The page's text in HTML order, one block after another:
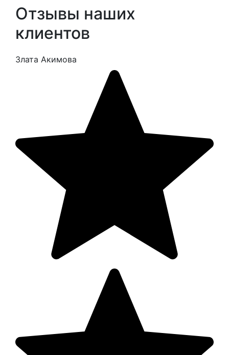
Отзывы наших
клиентов
Злата Акимова